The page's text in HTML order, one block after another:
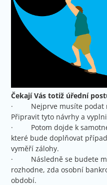
Čekají Vás totiž úřední
· Nejprve musíte podat
Připravit tyto návrhy a
· Potom dojde k
které bude doplňovat
vyměří zálohy.
· Následně se budete
rozhodne, zda osobní
období.